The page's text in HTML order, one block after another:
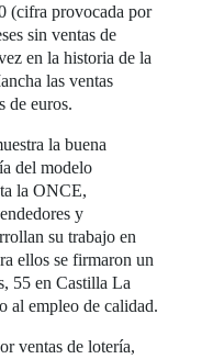
(cifra provocada por
sin ventas de
en la historia de la
las ventas
de euros.
la buena
del modelo
la ONCE,
y
su trabajo en
ellos se firmaron un
55 en Castilla La
al empleo de calidad.
ventas de lotería,